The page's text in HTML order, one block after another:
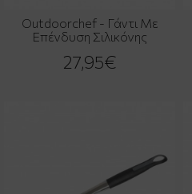
Outdoorchef - Γάντι Με
Eπένδυση Σιλικόνης
27,95€